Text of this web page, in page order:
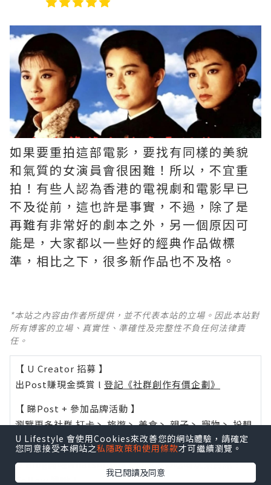
U Lifestyle 會使用Cookies來改善您的網站體驗，請確定
您同意接受本網站之私隱政策和使用條款才可繼續瀏覽。
我已閱讀及同意
如果要重拍這部電影，要找有同樣的美貌
和氣質的女演員會很困難！所以，不宜重
拍！有些人認為香港的電視劇和電影早已
不及從前，這也許是事實，不過，除了是
再難有非常好的劇本之外，另一個原因可
能是，大家都以一些好的經典作品做標
準，相比之下，很多新作品也不及格。 ​​​
*本站之內容由作者所提供，並不代表本站的立場。因此本站對
所有博客的立場、真實性、準確性及完整性不負任何法律責
任。
【 U Creator 招募 】
出Post賺現金獎賞 l 登記《社群創作有價企劃》
【 睇Post + 參加品牌活動 】
瀏覽更多社群打卡丶旅遊丶美食丶親子丶寵物丶扮靚
攻略及活動情報
U Blog開咗WhatsApp啦！發掘更多吃喝玩樂資訊！
Follow 我哋！